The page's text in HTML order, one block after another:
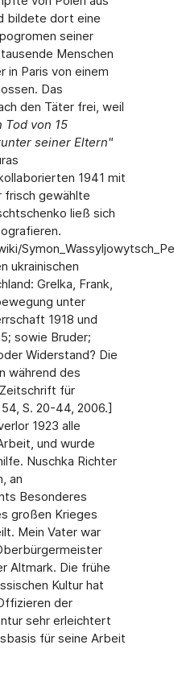
bildete dort eine
seiner
Menschen
in Paris von einem
Das
den Täter frei, weil
von 15
seiner Eltern"
1941 mit
frisch gewählte
ließ sich
ukrainischen
Grelka, Frank,
unter
1918 und
sowie Bruder;
Widerstand? Die
während des
für
S. 20-44, 2006.]
1923 alle
und wurde
Nuschka Richter
an
Besonderes
großen Krieges
Mein Vater war
Altmark. Die frühe
Kultur hat
der
sehr erleichtert
für seine Arbeit